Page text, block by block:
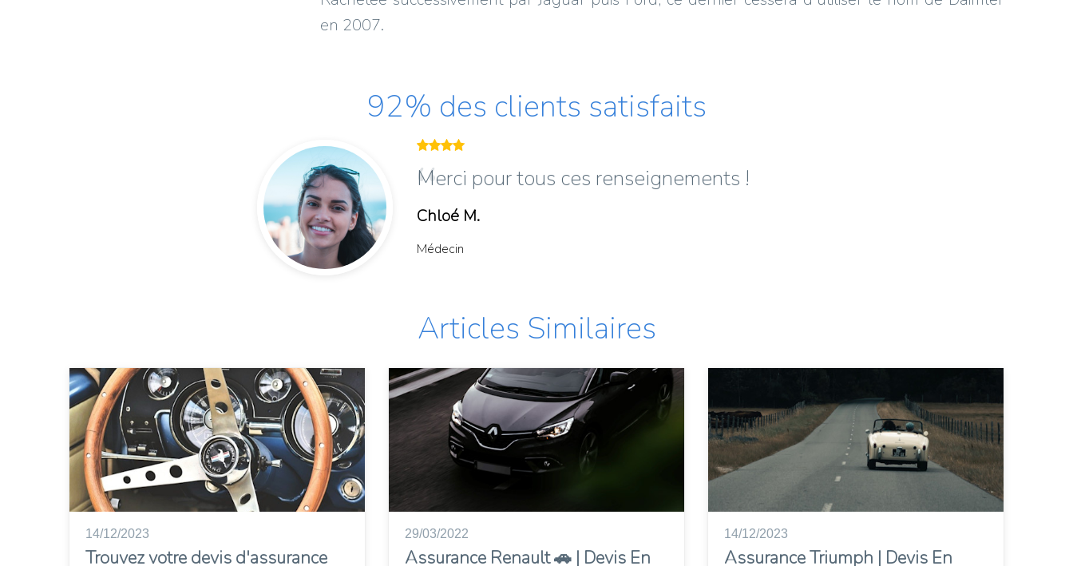
en 2007.
92% des clients satisfaits
Merci pour tous ces renseignements !
Chloé M.
Médecin
Articles Similaires
14/12/2023
Trouvez votre devis d'assurance
29/03/2022
Assurance Renault 🚗 | Devis En
14/12/2023
Assurance Triumph | Devis En